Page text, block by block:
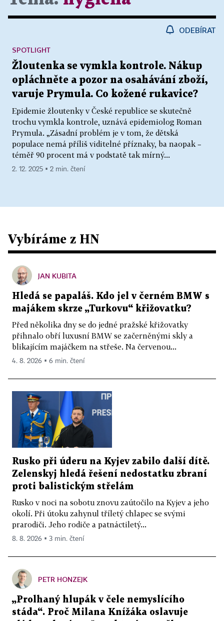
ODEBÍRAT
Žloutenka se vymkla kontrole. Nákup
opláchněte a pozor na osahávání zboží,
varuje Prymula. Co kožené rukavice?
Epidemie žloutenky v České republice se skutečně
trochu vymkla kontrole, uznává epidemiolog Roman
Prymula. „Zásadní problém je v tom, že dětská
populace nemá příliš viditelné příznaky, ba naopak –
téměř 90 procent má v podstatě tak mírný...
SPOTLIGHT
2. 12. 2025 ▪ 2 min. čtení
Vybíráme z HN
JAN KUBITA
Hledá se papaláš. Kdo jel v černém BMW s
majákem skrze „Turkovu“ křižovatku?
Před několika dny se do jedné pražské křižovatky
přihnalo obří luxusní BMW se začerněnými skly a
blikajícím majáčkem na střeše. Na červenou...
4. 8. 2026 ▪ 6 min. čtení
Rusko při úderu na Kyjev zabilo další dítě.
Zelenskyj hledá řešení nedostatku zbraní
proti balistickým střelám
Rusko v noci na sobotu znovu zaútočilo na Kyjev a jeho
okolí. Při útoku zahynul tříletý chlapec se svými
prarodiči. Jeho rodiče a patnáctiletý...
8. 8. 2026 ▪ 3 min. čtení
PETR HONZEJK
„Prolhaný hlupák v čele nemyslícího
stáda“. Proč Milana Knížáka oslavuje